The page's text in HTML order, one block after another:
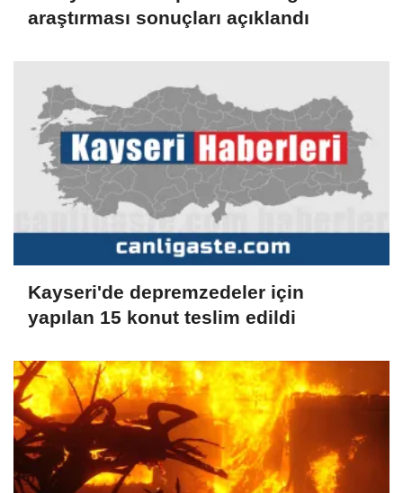
araştırması sonuçları açıklandı
Kayseri'de depremzedeler için
yapılan 15 konut teslim edildi